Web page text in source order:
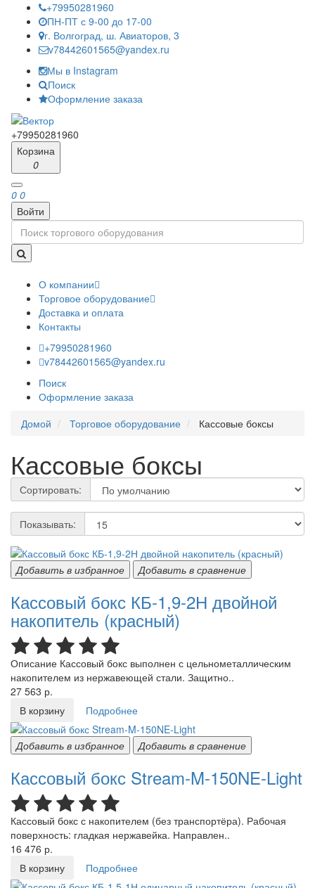
+79950281960
ПН-ПТ с 9-00 до 17-00
г. Волгоград, ш. Авиаторов, 3
v78442601565@yandex.ru
Мы в Instagram
Поиск
Оформление заказа
+79950281960
Корзина
0
0 0
Войти
О компании
Торговое оборудование
Доставка и оплата
Контакты
+79950281960
v78442601565@yandex.ru
Поиск
Оформление заказа
Домой
Торговое оборудование Кассовые боксы
Кассовые боксы
Сортировать:
Показывать:
Добавить в избранное Добавить в сравнение
Кассовый бокс КБ-1,9-2Н двойной
накопитель (красный)
Описание Кассовый бокс выполнен с цельнометаллическим
накопителем из нержавеющей стали. Защитно..
27 563 р.
В корзину
Подробнее
Добавить в избранное Добавить в сравнение
Кассовый бокс Stream-M-150NE-Light
Кассовый бокс с накопителем (без транспортёра). Рабочая
поверхность: гладкая нержавейка. Направлен..
16 476 р.
В корзину
Подробнее